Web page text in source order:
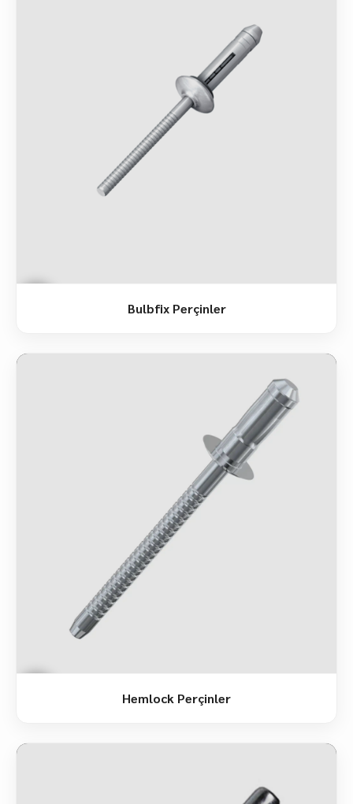
Bulbfix Perçinler
Hemlock Perçinler